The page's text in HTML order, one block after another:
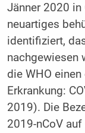
Jänner 2020 in
neuartiges
identifiziert,
nachgewiesen
die WHO
Erkrankung:
2019). Die
2019-nCoV auf